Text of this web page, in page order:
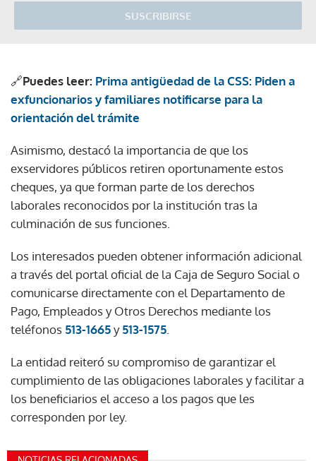
SUSCRIBIRSE
🔗Puedes leer: Prima antigüedad de la CSS: Piden a
exfuncionarios y familiares notificarse para la
orientación del trámite
Asimismo, destacó la importancia de que los
exservidores públicos retiren oportunamente estos
cheques, ya que forman parte de los derechos
laborales reconocidos por la institución tras la
culminación de sus funciones.
Los interesados pueden obtener información adicional
a través del portal oficial de la Caja de Seguro Social o
comunicarse directamente con el Departamento de
Pago, Empleados y Otros Derechos mediante los
teléfonos 513-1665y513-1575
La entidad reiteró su compromiso de garantizar el
cumplimiento de las obligaciones laborales y facilitar a
los beneficiarios el acceso a los pagos que les
corresponden por ley.